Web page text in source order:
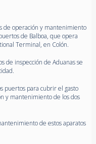
de operación y mantenimiento
de Balboa, que opera
Terminal, en Colón.
de inspección de Aduanas se
puertos para cubrir el gasto
y mantenimiento de los dos
de estos aparatos